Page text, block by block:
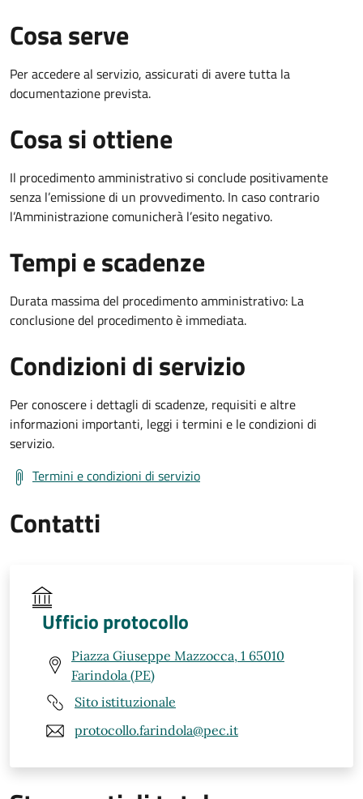
Cosa serve
Per accedere al servizio, assicurati di avere tutta la
documentazione prevista.
Cosa si ottiene
Il procedimento amministrativo si conclude positivamente
senza l’emissione di un provvedimento. In caso contrario
l’Amministrazione comunicherà l’esito negativo.
Tempi e scadenze
Durata massima del procedimento amministrativo: La
conclusione del procedimento è immediata.
Condizioni di servizio
Per conoscere i dettagli di scadenze, requisiti e altre
informazioni importanti, leggi i termini e le condizioni di
servizio.
Termini e condizioni di servizio
Contatti
Ufficio protocollo
Piazza Giuseppe Mazzocca, 1 65010
Farindola (PE)
Sito istituzionale
protocollo.farindola@pec.it